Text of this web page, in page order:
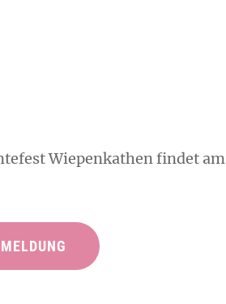
Wiepenkathen findet